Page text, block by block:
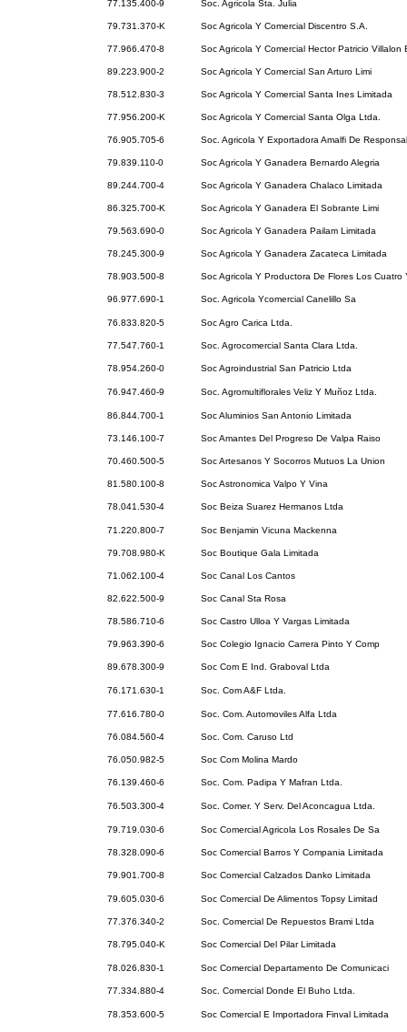
77.135.400-9 Soc. Agricola Sta. Julia
79.731.370-K Soc Agricola Y Comercial Discentro S.A.
77.966.470-8 Soc Agricola Y Comercial Hector Patricio Villalon
89.223.900-2 Soc Agricola Y Comercial San Arturo Limi
78.512.830-3 Soc Agricola Y Comercial Santa Ines Limitada
77.956.200-K Soc Agricola Y Comercial Santa Olga Ltda.
76.905.705-6 Soc. Agricola Y Exportadora Amalfi De
79.839.110-0 Soc Agricola Y Ganadera Bernardo Alegria
89.244.700-4 Soc Agricola Y Ganadera Chalaco Limitada
86.325.700-K Soc Agricola Y Ganadera El Sobrante Limi
79.563.690-0 Soc Agricola Y Ganadera Pailam Limitada
78.245.300-9 Soc Agricola Y Ganadera Zacateca Limitada
78.903.500-8 Soc Agricola Y Productora De Flores Los Cuatro
96.977.690-1 Soc. Agricola Ycomercial Canelillo Sa
76.833.820-5 Soc Agro Carica Ltda.
77.547.760-1 Soc. Agrocomercial Santa Clara Ltda.
78.954.260-0 Soc Agroindustrial San Patricio Ltda
76.947.460-9 Soc. Agromultiflorales Veliz Y Muñoz Ltda.
86.844.700-1 Soc Aluminios San Antonio Limitada
73.146.100-7 Soc Amantes Del Progreso De Valpa Raiso
70.460.500-5 Soc Artesanos Y Socorros Mutuos La Union
81.580.100-8 Soc Astronomica Valpo Y Vina
78.041.530-4 Soc Beiza Suarez Hermanos Ltda
71.220.800-7 Soc Benjamin Vicuna Mackenna
79.708.980-K Soc Boutique Gala Limitada
71.062.100-4 Soc Canal Los Cantos
82.622.500-9 Soc Canal Sta Rosa
78.586.710-6 Soc Castro Ulloa Y Vargas Limitada
79.963.390-6 Soc Colegio Ignacio Carrera Pinto Y Comp
89.678.300-9 Soc Com E Ind. Graboval Ltda
76.171.630-1 Soc. Com A&F Ltda.
77.616.780-0 Soc. Com. Automoviles Alfa Ltda
76.084.560-4 Soc. Com. Caruso Ltd
76.050.982-5 Soc Com Molina Mardo
76.139.460-6 Soc. Com. Padipa Y Mafran Ltda.
76.503.300-4 Soc. Comer. Y Serv. Del Aconcagua Ltda.
79.719.030-6 Soc Comercial Agricola Los Rosales De Sa
78.328.090-6 Soc Comercial Barros Y Compania Limitada
79.901.700-8 Soc Comercial Calzados Danko Limitada
79.605.030-6 Soc Comercial De Alimentos Topsy Limitad
77.376.340-2 Soc. Comercial De Repuestos Brami Ltda
78.795.040-K Soc Comercial Del Pilar Limitada
78.026.830-1 Soc Comercial Departamento De Comunicaci
77.334.880-4 Soc. Comercial Donde El Buho Ltda.
78.353.600-5 Soc Comercial E Importadora Finval Limitada